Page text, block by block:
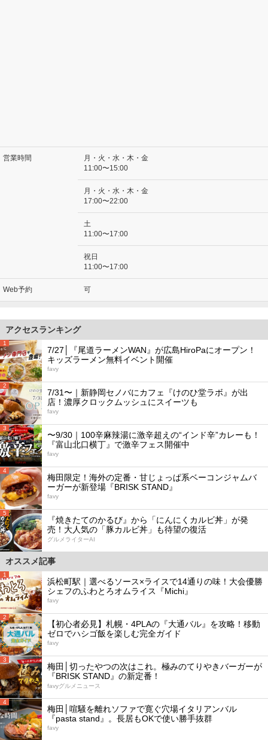
営業時間
月・火・水・木・金
11:00〜15:00
月・火・水・木・金
17:00〜22:00
土
11:00〜17:00
祝日
11:00〜17:00
Web予約 可
アクセスランキング
1
7/27│『尾道ラーメンWAN』が広島HiroPaにオープン！
キッズラーメン無料イベント開催
favy
2
7/31〜｜新静岡セノバにカフェ『けのひ堂ラボ』が出
店！濃厚クロックムッシュにスイーツも
favy
3
〜9/30｜100辛麻辣湯に激辛超えの“インド辛”カレーも！
『富山北口横丁』で激辛フェス開催中
favy
4
梅田限定！海外の定番・甘じょっぱ系ベーコンジャムバ
ーガーが新登場『BRISK STAND』
favy
5
『焼きたてのかるび』から「にんにくカルビ丼」が発
売！大人気の「豚カルビ丼」も待望の復活
グルメライターAI
オススメ記事
1
浜松町駅｜選べるソース×ライスで14通りの味！大会優勝
シェフのふわとろオムライス『Michi』
favy
2
【初心者必見】札幌・4PLAの『大通バル』を攻略！移動
ゼロでハシゴ飯を楽しむ完全ガイド
favy
3
梅田│切ったやつの次はこれ。極みのてりやきバーガーが
『BRISK STAND』の新定番！
favyグルメニュース
4
梅田│喧騒を離れソファで寛ぐ穴場イタリアンバル
『pasta stand』。長居もOKで使い勝手抜群
favy